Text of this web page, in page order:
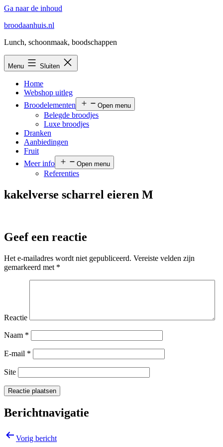
Ga naar de inhoud
broodaanhuis.nl
Lunch, schoonmaak, boodschappen
Menu Sluiten
Home
Webshop uitleg
Broodelementen
Open menu
Belegde broodjes
Luxe broodjes
Dranken
Aanbiedingen
Fruit
Meer info
Open menu
Referenties
kakelverse scharrel eieren M
Geef een reactie
Het e-mailadres wordt niet gepubliceerd. Vereiste velden zijn
gemarkeerd met *
Reactie
Naam *
E-mail *
Site
Berichtnavigatie
Vorig bericht